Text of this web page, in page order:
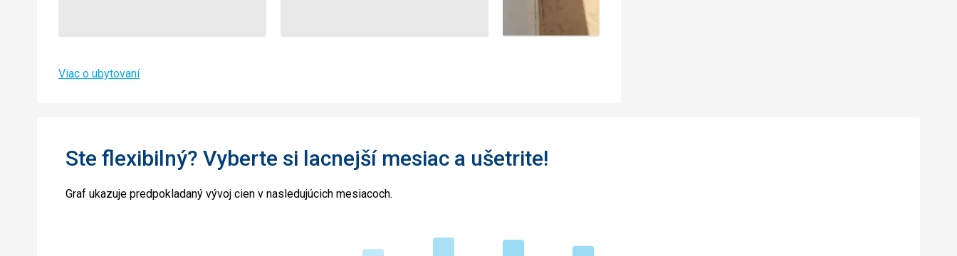
Viac o ubytovaní
Ste flexibilný? Vyberte si lacnejší mesiac a ušetrite!
Graf ukazuje predpokladaný vývoj cien v nasledujúcich mesiacoch.